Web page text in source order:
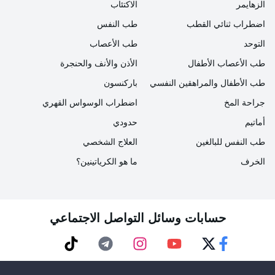
- الفواق الذي يستمر لأقل من 48 ساعة أو يستمر خلال هذه
الفترة
- الفواق الذي يستمر لمدة 48 ساعة - شهر واحد يسمى
الفواق المستمر
كيفية اجتياز الحازوقة، كيفية اجتياز الحازوقة لدى
الطفل
الزهايمر
اضطراب ثنائي القطب
التوحد
طب الأعصاب الأطفال
الاكتئاب
طب النفس
طب الأعصاب
الأذن والأنف والحنجرة
طب الأطفال والمراهقين النفسي
جراحة المخ
أماتيم
طب النفس للبالغين
الخرف
باركنسون
اضطراب الوسواس القهري
حدودي
العلاج الشخصي
ما هو الكرياتينين؟
حسابات وسائل التواصل الاجتماعي